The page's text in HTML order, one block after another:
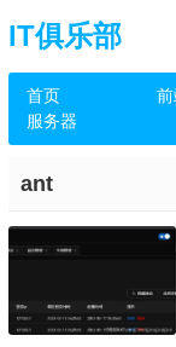
IT俱乐部
首页
服务器
ant